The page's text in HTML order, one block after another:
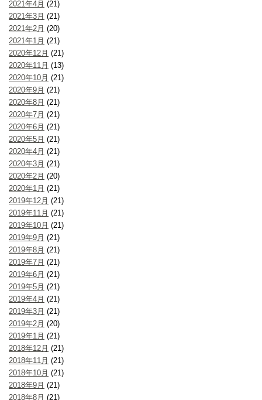
2021年4月 (21)
2021年3月 (21)
2021年2月 (20)
2021年1月 (21)
2020年12月 (21)
2020年11月 (13)
2020年10月 (21)
2020年9月 (21)
2020年8月 (21)
2020年7月 (21)
2020年6月 (21)
2020年5月 (21)
2020年4月 (21)
2020年3月 (21)
2020年2月 (20)
2020年1月 (21)
2019年12月 (21)
2019年11月 (21)
2019年10月 (21)
2019年9月 (21)
2019年8月 (21)
2019年7月 (21)
2019年6月 (21)
2019年5月 (21)
2019年4月 (21)
2019年3月 (21)
2019年2月 (20)
2019年1月 (21)
2018年12月 (21)
2018年11月 (21)
2018年10月 (21)
2018年9月 (21)
2018年8月 (21)